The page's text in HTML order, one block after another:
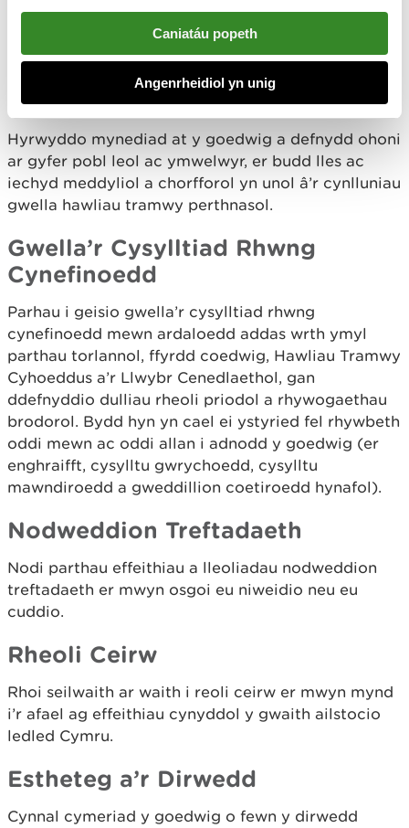
Caniatáu popeth
Angenrheidiol yn unig
Parhau i reoli’r goedwig gan ffafrio pathewod pan
fônt yn bresennol.
Iechyd a Lles
Hyrwyddo mynediad at y goedwig a defnydd ohoni
ar gyfer pobl leol ac ymwelwyr, er budd lles ac
iechyd meddyliol a chorfforol yn unol â’r cynlluniau
gwella hawliau tramwy perthnasol.
Gwella’r Cysylltiad Rhwng
Cynefinoedd
Parhau i geisio gwella’r cysylltiad rhwng
cynefinoedd mewn ardaloedd addas wrth ymyl
parthau torlannol, ffyrdd coedwig, Hawliau Tramwy
Cyhoeddus a’r Llwybr Cenedlaethol, gan
ddefnyddio dulliau rheoli priodol a rhywogaethau
brodorol. Bydd hyn yn cael ei ystyried fel rhywbeth
oddi mewn ac oddi allan i adnodd y goedwig (er
enghraifft, cysylltu gwrychoedd, cysylltu
mawndiroedd a gweddillion coetiroedd hynafol).
Nodweddion Treftadaeth
Nodi parthau effeithiau a lleoliadau nodweddion
treftadaeth er mwyn osgoi eu niweidio neu eu
cuddio.
Rheoli Ceirw
Rhoi seilwaith ar waith i reoli ceirw er mwyn mynd
i’r afael ag effeithiau cynyddol y gwaith ailstocio
ledled Cymru.
Estheteg a’r Dirwedd
Cynnal cymeriad y goedwig o fewn y dirwedd